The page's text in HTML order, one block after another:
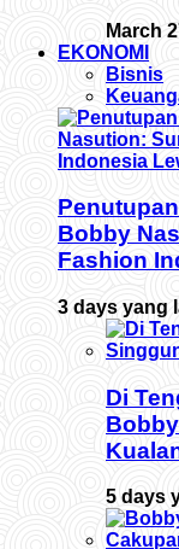
March
EKONOMI
Bisnis
Bobby
Fashion
3 days yang
Di
5 days